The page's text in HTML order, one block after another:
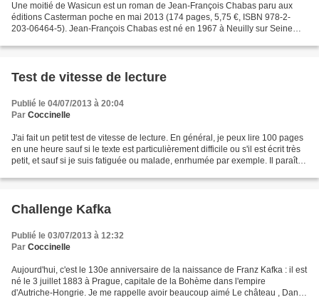
Une moitié de Wasicun est un roman de Jean-François Chabas paru aux
éditions Casterman poche en mai 2013 (174 pages, 5,75 €, ISBN 978-2-
203-06464-5). Jean-François Chabas est né en 1967 à Neuilly sur Seine
Test de vitesse de lecture
Publié le 04/07/2013 à 20:04
Par Coccinelle
J'ai fait un petit test de vitesse de lecture. En général, je peux lire 100 pages
en une heure sauf si le texte est particulièrement difficile ou s'il est écrit très
petit, et sauf si je suis fatiguée ou malade, enrhumée par exemple. Il paraît
Challenge Kafka
Publié le 03/07/2013 à 12:32
Par Coccinelle
Aujourd'hui, c'est le 130e anniversaire de la naissance de Franz Kafka : il est
né le 3 juillet 1883 à Prague, capitale de la Bohème dans l'empire
d'Autriche-Hongrie. Je me rappelle avoir beaucoup aimé Le château , Dans